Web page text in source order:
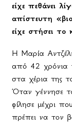
είχε πεθάνει
απίστευτη
είχε στήσει
Η Μαρία
από 42 χρόνια
στα χέρια της
Όταν γέννησε
φίλησε μέχρι
πρέπει να τον